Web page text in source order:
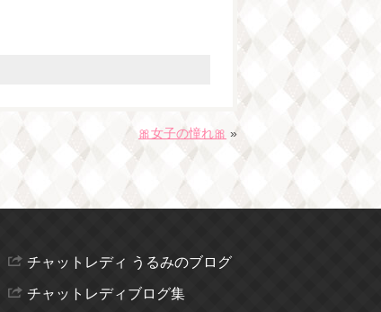
🎀女子の憧れ🎀 »
チャットレディ うるみのブログ
チャットレディブログ集